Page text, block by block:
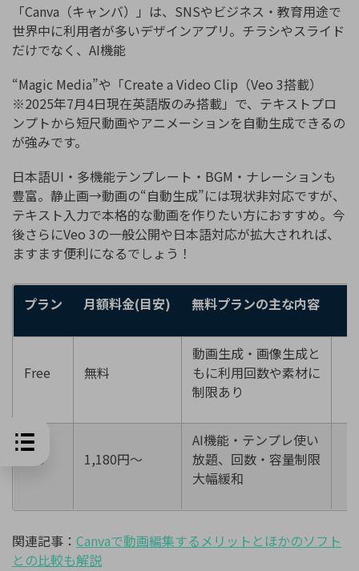
「Canva（キャンバ）」は、SNSやビジネス・教育用途で
世界中に利用者が多いデザインアプリ。チラシやスライド
だけでなく、AI機能
“Magic Media”や「Create a Video Clip（Veo 3搭載）
※2025年7月4日現在英語版のみ搭載」で、テキストプロ
ンプトから短尺動画やアニメーションを自動生成できるの
が強みです。
日本語UI・多機能テンプレート・BGM・ナレーションも
豊富。静止画→動画の“自動生成”には現状非対応ですが、
テキスト入力で本格的な動画を作りたい方におすすめ。今
後さらにVeo 3の一般公開や日本語対応が拡大されれば、
ますます便利になるでしょう！
プラン 月額料金(目安) 無料プランの主な内容
Free 無料
動画生成・画像生成と
もに利用回数や素材に
制限あり
Pro 1,180円〜
AI機能・テンプレ使い
放題、回数・容量制限
大幅緩和
関連記事： Canvaで動画編集するメリットとほかのソフト
との比較も解説